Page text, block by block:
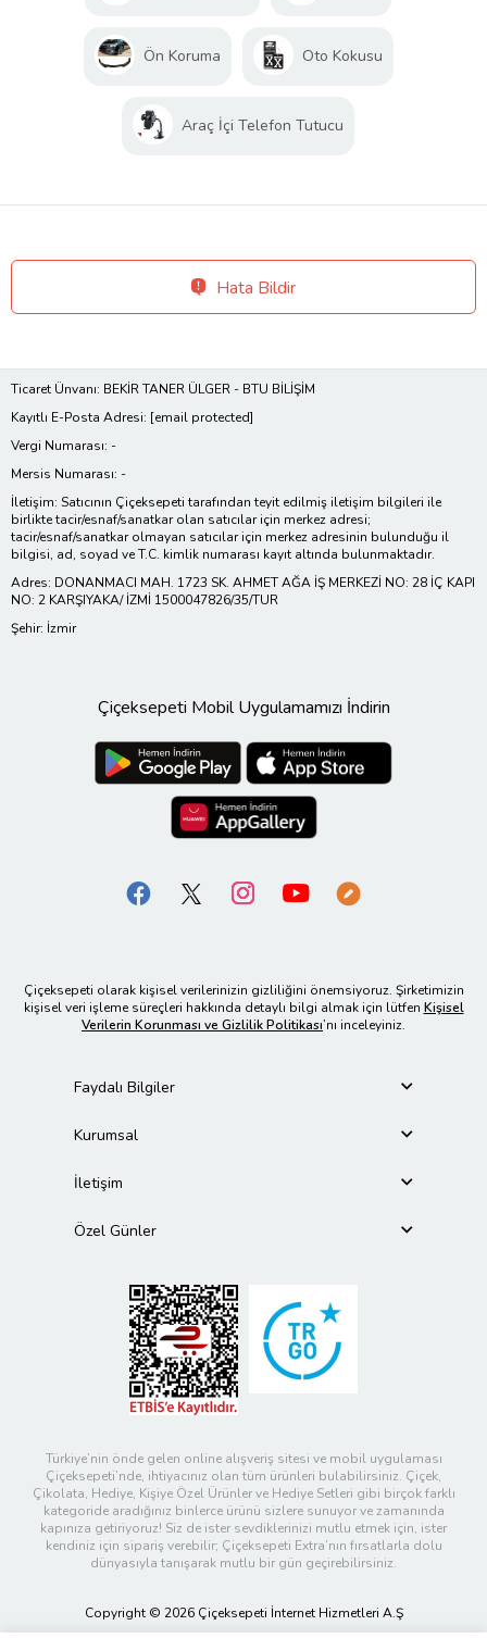
Ön Koruma Oto Kokusu
Araç İçi Telefon Tutucu
Hata Bildir
Ticaret Ünvanı: BEKİR TANER ÜLGER - BTU BİLİŞİM
Kayıtlı E-Posta Adresi: [email protected]
Vergi Numarası: -
Mersis Numarası: -
İletişim: Satıcının Çiçeksepeti tarafından teyit edilmiş iletişim bilgileri ile
birlikte tacir/esnaf/sanatkar olan satıcılar için merkez adresi;
tacir/esnaf/sanatkar olmayan satıcılar için merkez adresinin bulunduğu il
bilgisi, ad, soyad ve T.C. kimlik numarası kayıt altında bulunmaktadır.
Adres: DONANMACI MAH. 1723 SK. AHMET AĞA İŞ MERKEZİ NO: 28 İÇ KAPI
NO: 2 KARŞIYAKA/ İZMİ 1500047826/35/TUR
Şehir: İzmir
Çiçeksepeti Mobil Uygulamamızı İndirin
Çiçeksepeti olarak kişisel verilerinizin gizliliğini önemsiyoruz. Şirketimizin
kişisel veri işleme süreçleri hakkında detaylı bilgi almak için lütfen Kişisel
Verilerin Korunması ve Gizlilik Politikası’nı inceleyiniz.
Faydalı Bilgiler
Kurumsal
İletişim
Özel Günler
Türkiye’nin önde gelen online alışveriş sitesi ve mobil uygulaması
Çiçeksepeti’nde, ihtiyacınız olan tüm ürünleri bulabilirsiniz. Çiçek,
Çikolata, Hediye, Kişiye Özel Ürünler ve Hediye Setleri gibi birçok farklı
kategoride aradığınız binlerce ürünü sizlere sunuyor ve zamanında
kapınıza getiriyoruz! Siz de ister sevdiklerinizi mutlu etmek için, ister
kendiniz için sipariş verebilir; Çiçeksepeti Extra’nın fırsatlarla dolu
dünyasıyla tanışarak mutlu bir gün geçirebilirsiniz.
Copyright © 2026 Çiçeksepeti İnternet Hizmetleri A.Ş